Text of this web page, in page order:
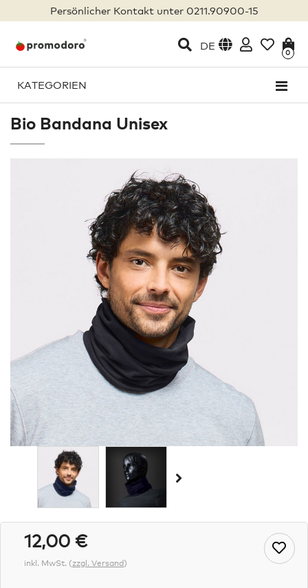
Persönlicher Kontakt unter 0211.90900-15
DE
0
KATEGORIEN
Bio Bandana Unisex
12,00 €
inkl. MwSt. (zzgl. Versand)